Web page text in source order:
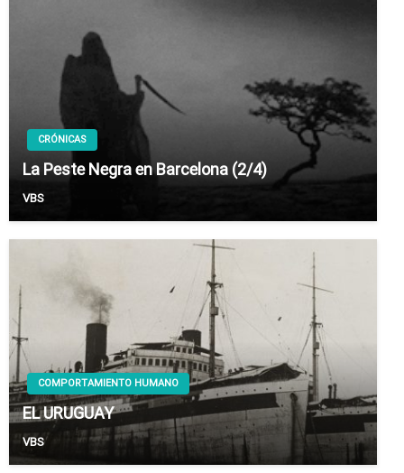
CRÓNICAS
La Peste Negra en Barcelona (2/4)
VBS
COMPORTAMIENTO HUMANO
EL URUGUAY
VBS